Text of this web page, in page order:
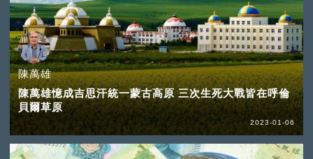
陳萬雄
陳萬雄憶成吉思汗統一蒙古高原 三次生死大戰皆在呼倫
貝爾草原
2023-01-06